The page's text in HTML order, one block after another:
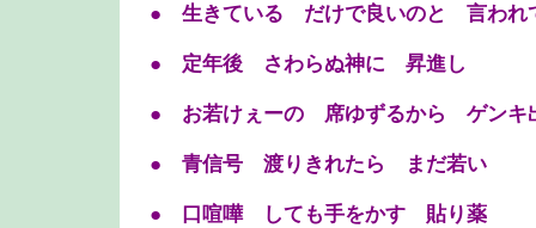
● 生きている だけで良いのと 言われ
● 定年後 さわらぬ神に 昇進し
● お若けぇーの 席ゆずるから ゲンキ
● 青信号 渡りきれたら まだ若い
● 口喧嘩 しても手をかす 貼り薬